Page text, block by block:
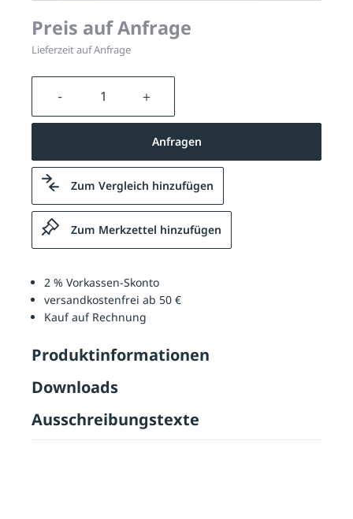
Preis auf Anfrage
Lieferzeit auf Anfrage
Produkt Anzahl: Gib den
Anfragen
Zum Vergleich hinzufügen
Zum Merkzettel hinzufügen
2 % Vorkassen-Skonto
versandkostenfrei ab 50 €
Kauf auf Rechnung
Produktinformationen
Downloads
Ausschreibungstexte